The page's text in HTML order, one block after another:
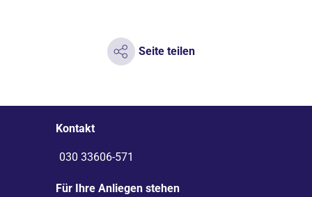
Seite teilen
Kontakt
030 33606-571
Für Ihre Anliegen stehen